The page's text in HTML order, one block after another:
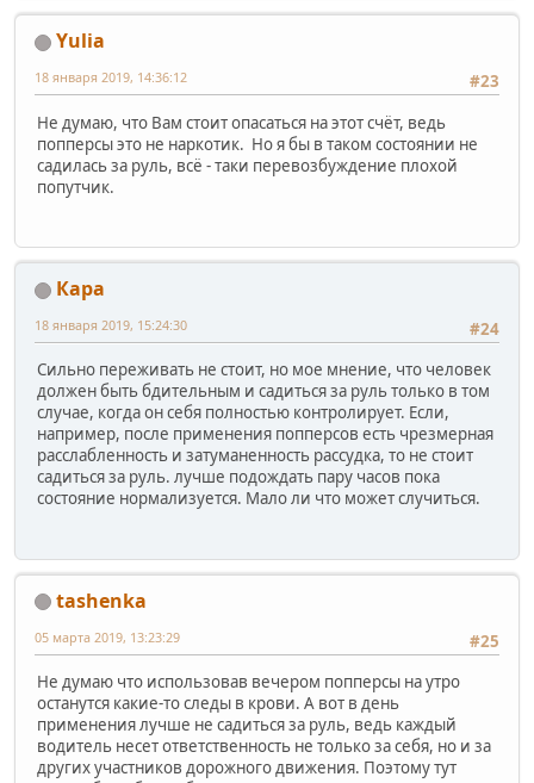
Yulia
#23
18 января 2019, 14:36:12
Не думаю, что Вам стоит опасаться на этот счёт, ведь
попперсы это не наркотик. Но я бы в таком состоянии не
садилась за руль, всё - таки перевозбуждение плохой
попутчик.
Кара
#24
18 января 2019, 15:24:30
Сильно переживать не стоит, но мое мнение, что человек
должен быть бдительным и садиться за руль только в том
случае, когда он себя полностью контролирует. Если,
например, после применения попперсов есть чрезмерная
расслабленность и затуманенность рассудка, то не стоит
садиться за руль. лучше подождать пару часов пока
состояние нормализуется. Мало ли что может случиться.
tashenka
#25
05 марта 2019, 13:23:29
Не думаю что использовав вечером попперсы на утро
останутся какие-то следы в крови. А вот в день
применения лучше не садиться за руль, ведь каждый
водитель несет ответственность не только за себя, но и за
других участников дорожного движения. Поэтому тут